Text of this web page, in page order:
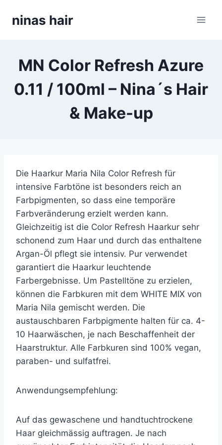
ninas hair
MN Color Refresh Azure
0.11 / 100ml – Nina´s Hair
& Make-up
Die Haarkur Maria Nila Color Refresh für
intensive Farbtöne ist besonders reich an
Farbpigmenten, so dass eine temporäre
Farbveränderung erzielt werden kann.
Gleichzeitig ist die Color Refresh Haarkur sehr
schonend zum Haar und durch das enthaltene
Argan-Öl pflegt sie intensiv. Pur verwendet
garantiert die Haarkur leuchtende
Farbergebnisse. Um Pastelltöne zu erzielen,
können die Farbkuren mit dem WHITE MIX von
Maria Nila gemischt werden. Die
austauschbaren Farbpigmente halten für ca. 4-
10 Haarwäschen, je nach Beschaffenheit der
Haarstruktur. Alle Farbkuren sind 100% vegan,
paraben- und sulfatfrei.
Anwendungsempfehlung:
Auf das gewaschene und handtuchtrockene
Haar gleichmässig auftragen. Je nach